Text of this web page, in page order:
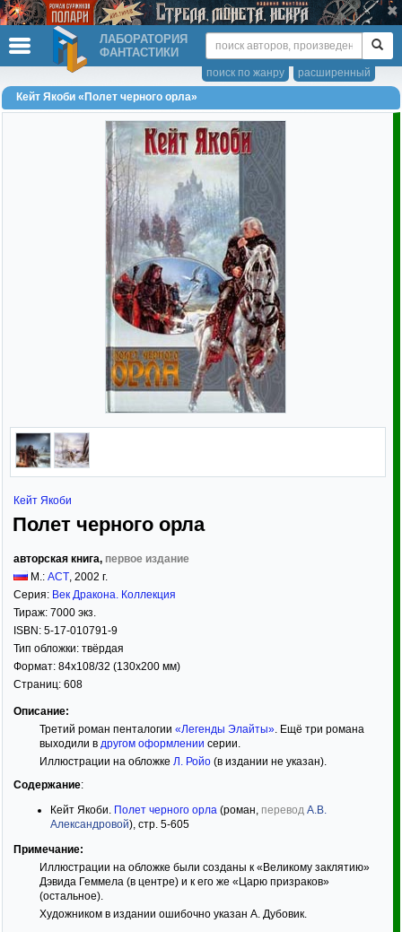
ЛАБОРАТОРИЯ
ФАНТАСТИКИ
расширенный
поиск по жанру
Кейт Якоби «Полет черного орла»
Кейт Якоби
Полет черного орла
авторская книга, первое издание
М.: АСТ, 2002 г.
Серия: Век Дракона. Коллекция
Тираж: 7000 экз.
ISBN: 5-17-010791-9
Тип обложки: твёрдая
Формат: 84x108/32 (130x200 мм)
Страниц: 608
Описание:
Третий роман пенталогии «Легенды Элайты». Ещё три романа
выходили в другом оформлении серии.
Иллюстрации на обложке Л. Ройо(в издании не указан).
Содержание:
Кейт Якоби. Полет черного орла (роман, перевод А.В.
Александровой), стр. 5-605
Примечание:
Иллюстрации на обложке были созданы к «Великому заклятию»
Дэвида Геммела (в центре) и к его же «Царю призраков»
(остальное).
Художником в издании ошибочно указан А. Дубовик.